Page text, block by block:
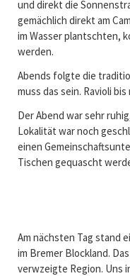
und direkt die
gemächlich direkt am
im Wasser plantschten,
werden.
Abends folgte die
muss das sein. Ravioli
Der Abend war sehr
Lokalität war noch
einen
Tischen gequascht
Am nächsten Tag stand
im Bremer Blockland.
verwzeigte Region. Uns